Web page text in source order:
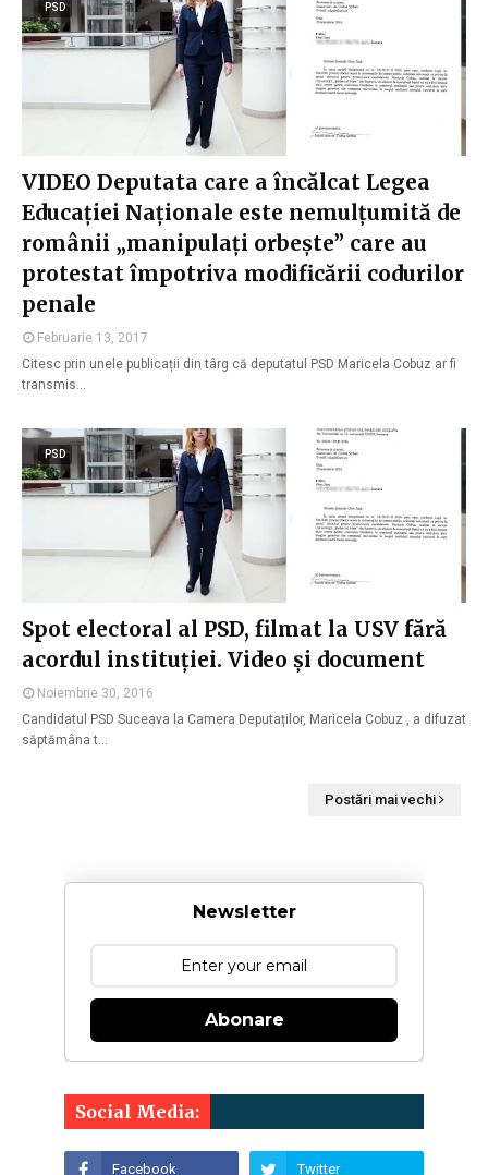
PSD
VIDEO Deputata care a încălcat Legea
Educației Naționale este nemulțumită de
românii „manipulați orbește” care au
protestat împotriva modificării codurilor
penale
Februarie 13, 2017
Citesc prin unele publicații din târg că deputatul PSD Maricela Cobuz ar fi
transmis…
PSD
Spot electoral al PSD, filmat la USV fără
acordul instituției. Video și document
Noiembrie 30, 2016
Candidatul PSD Suceava la Camera Deputaților, Maricela Cobuz , a difuzat
săptămâna t…
Postări mai vechi
Newsletter
Abonare
Social Media: